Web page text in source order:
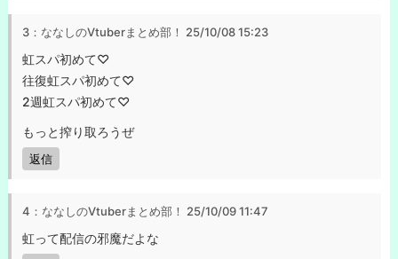
3：ななしのVtuberまとめ部！ 25/10/08 15:23
虹スパ初めて♡
往復虹スパ初めて♡
2週虹スパ初めて♡
もっと搾り取ろうぜ
返信
4：ななしのVtuberまとめ部！ 25/10/09 11:47
虹って配信の邪魔だよな